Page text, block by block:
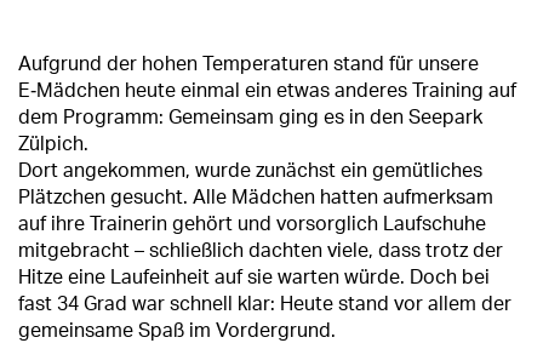
Aufgrund der hohen Temperaturen stand für unsere
E‑Mädchen heute einmal ein etwas anderes Training auf
dem Programm: Gemeinsam ging es in den Seepark
Zülpich.
Dort angekommen, wurde zunächst ein gemütliches
Plätzchen gesucht. Alle Mädchen hatten aufmerksam
auf ihre Trainerin gehört und vorsorglich Laufschuhe
mitgebracht – schließlich dachten viele, dass trotz der
Hitze eine Laufeinheit auf sie warten würde. Doch bei
fast 34 Grad war schnell klar: Heute stand vor allem der
gemeinsame Spaß im Vordergrund.